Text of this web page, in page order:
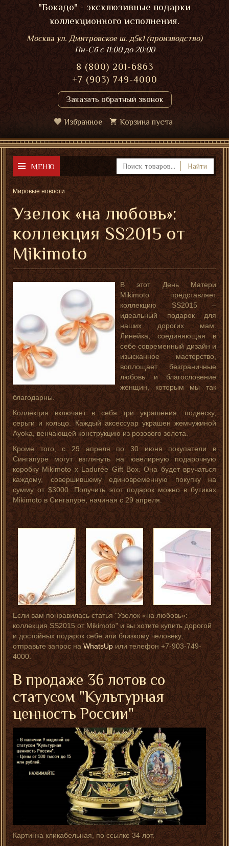
"Бокадо" - эксклюзивные подарки
коллекционного исполнения.
Москва ул. Дмитровское ш. д5к1 (производство)
Пн-Сбс 11:00 до 20:00
8 (800) 201-6863
+7 (903) 749-4000
Заказать обратный звонок
Избранное Корзина пуста
МЕНЮ Найти
Мировые новости
Узелок «на любовь»:
коллекция SS2015 от
Mikimoto
В этот День Матери
Mikimoto представляет
коллекцию SS2015 –
идеальный подарок для
наших дорогих мам.
Линейка, соединяющая в
себе современный дизайн и
изысканное мастерство,
воплощает безграничные
любовь и благословение
женщин, которым мы так
благодарны.
Коллекция включает в себя три украшения: подвеску,
серьги и кольцо. Каждый аксессуар украшен жемчужиной
Ayoka, венчающей конструкцию из розового золота.
Кроме того, с 29 апреля по 30 июня покупатели в
Сингапуре могут взглянуть на ювелирную подарочную
коробку Mikimoto x Ladurée Gift Box. Она будет вручаться
каждому, совершившему единовременную покупку на
сумму от $3000. Получить этот подарок можно в бутиках
Mikimoto в Сингапуре, начиная с 29 апреля.
Если вам понравилась статья "Узелок «на любовь»:
коллекция SS2015 от Mikimoto" и вы хотите купить дорогой
и достойных подарок себе или близкому человеку,
отправьте запрос наWhatsUpили телефон +7-903-749-
4000.
В продаже 36 лотов со
статусом "Культурная
ценность России"
Картинка кликабельная, по ссылке 34 лот.